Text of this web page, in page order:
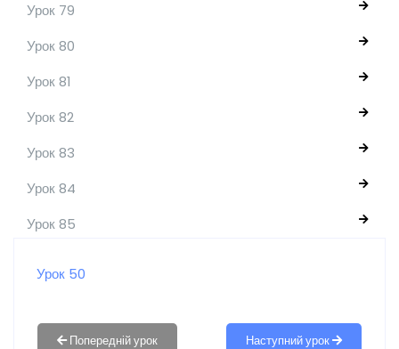
Урок 79
Урок 80
Урок 81
Урок 82
Урок 83
Урок 84
Урок 85
Урок 50
Наступний урок